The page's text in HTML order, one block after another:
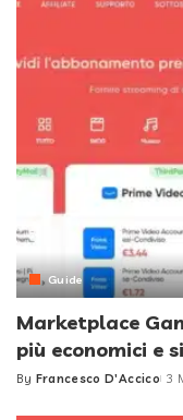
Guide
Marketplace
più economici e
Posted
By Francesco D'Accico 3